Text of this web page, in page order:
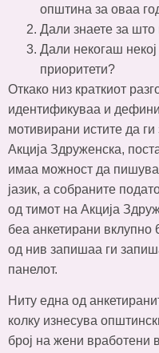
општина за оваа
Дали знаете за
Дали некогаш
приоритети?
Откако низ краткиот
идентификуваа и
мотивирани истите да
Акција Здруженска,
имаа можност да
јазик, а собраните
од тимот на Акција
беа анкетирани
од нив запишаа ги
панелот.
Ниту една од
колку изнесува
број на жени вработени